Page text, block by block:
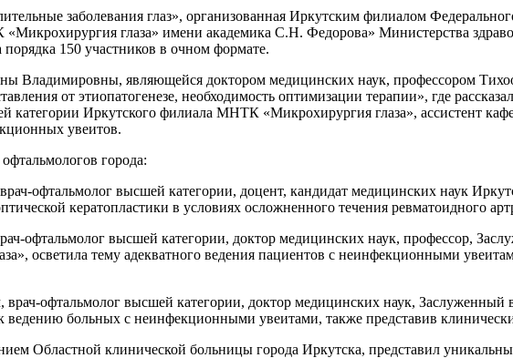
заболевания глаз», организованная Иркутским филиалом
глаза» имени академика С.Н. Федорова» Министерства
150 участников в очном формате.
Владимировны, являющейся доктором медицинских наук, профессором
от этиопатогенезе, необходимость оптимизации терапии», где
категории Иркутского филиала МНТК «Микрохирургия глаза», ассистент
увеитов.
города:
офтальмолог высшей категории, доцент, кандидат медицинских наук
кератопластики в условиях осложненного течения ревматоидного
офтальмолог высшей категории, доктор медицинских наук, профессор,
осветила тему адекватного ведения пациентов с неинфекционными
офтальмолог высшей категории, доктор медицинских наук, Заслуженный
больных с неинфекционными увеитами, также представив
Областной клинической больницы города Иркутска, представил